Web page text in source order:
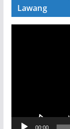
Lawang
V
00:00